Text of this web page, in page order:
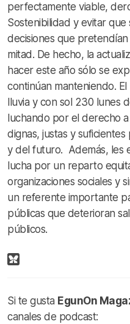
perfectamente viable,
Sostenibilidad y evitar
decisiones que
mitad. De hecho, la
hacer este año sólo se
continúan manteniendo.
lluvia y con sol 230 lunes
luchando por el derecho
dignas, justas y
y del futuro. Además, les
lucha por un reparto
organizaciones sociales y
un referente importante
públicas que deterioran
públicos.
Si te gusta EgunOn
canales de podcast: